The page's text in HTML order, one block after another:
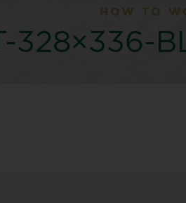
HOW TO
328×336-